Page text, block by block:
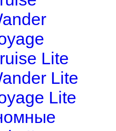
Lite
Lite
Lite